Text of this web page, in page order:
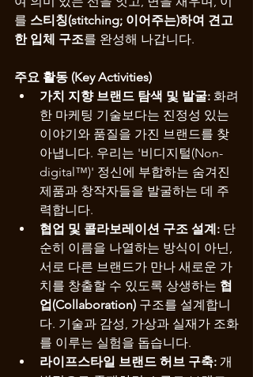
를 스티칭(stitching; 이어주는)하여 견고
한 입체 구조를 완성해 나갑니다.
주요 활동 (Key Activities)
가치 지향 브랜드 탐색 및 발굴: 화려
한 마케팅 기술보다는 진정성 있는
이야기와 품질을 가진 브랜드를 찾
아냅니다. 우리는 '비디지털(Non-
digital™)' 정신에 부합하는 숨겨진
제품과 창작자들을 발굴하는 데 주
력합니다.
협업 및 콜라보레이션 구조 설계: 단
순히 이름을 나열하는 방식이 아닌,
서로 다른 브랜드가 만나 새로운 가
치를 창출할 수 있도록 상생하는 협
업(Collaboration) 구조를 설계합니
다. 기술과 감성, 가상과 실재가 조화
를 이루는 실험을 돕습니다.
라이프스타일 브랜드 허브 구축: 개